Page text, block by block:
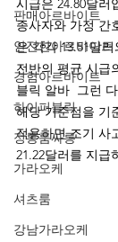
판매아르바이트
안전한아르바이트
경험아르바이트
하이퍼블릭
정통룸싸롱
가라오케
셔츠룸
강남가라오케
시급은 24.80달러
종사자와 가정 간
은 각각 13.51달
전반의 평균 시급
블릭 알바  그런
해당 기준점을 기
적용하면 조기 사
21.22달러를 지급